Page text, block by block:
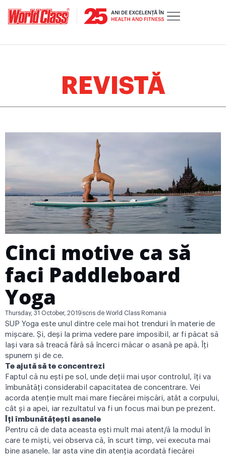
REVISTĂ
Cinci motive ca să
faci Paddleboard
Yoga
Thursday, 31 October, 2019 scris de World Class Romania
SUP Yoga este unul dintre cele mai hot trenduri în materie de
mișcare. Și, deși la prima vedere pare imposibil, ar fi păcat să
lași vara să treacă fără să încerci măcar o asană pe apă. Îți
spunem și de ce.
Te ajută să te concentrezi
Faptul că nu ești pe sol, unde deții mai ușor controlul, îți va
îmbunătăți considerabil capacitatea de concentrare. Vei
acorda atenție mult mai mare fiecărei mișcări, atât a corpului,
cât și a apei, iar rezultatul va fi un focus mai bun pe prezent.
Îți îmbunătățești asanele
Pentru că de data aceasta ești mult mai atent/ă la modul în
care te miști, vei observa că, în scurt timp, vei executa mai
bine asanele. Iar asta vine din atenția acordată fiecărei